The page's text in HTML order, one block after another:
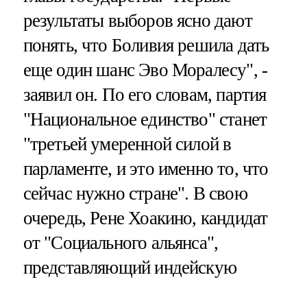
результаты выборов ясно дают
понять, что Боливия решила дать
еще один шанс Эво Моралесу", -
заявил он. По его словам, партия
"Национальное единство" станет
"третьей умеренной силой в
парламенте, и это именно то, что
сейчас нужно стране". В свою
очередь, Рене Хоакино, кандидат
от "Социального альянса",
представляющий индейскую